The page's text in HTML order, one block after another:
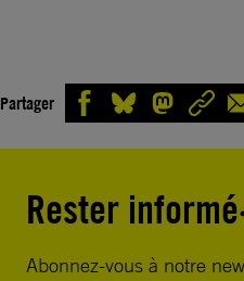
Partager
Rester
Abonnez-vous à notre